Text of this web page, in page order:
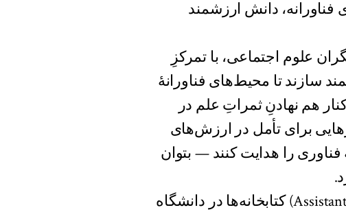
دانش ارزشمند
علوم اجتماعی، با تمرکزِ
سازند تا محیط‌های فناورانهٔ
هم نهادنِ ثمراتِ علم در
برای تأمل در ارزش‌های
را هدایت کنند — بتوان
لِو ریکاردز (Lev Rickards)، معاون رئیس (Assistant Dean) کتابخانه‌ها در دانشگاه